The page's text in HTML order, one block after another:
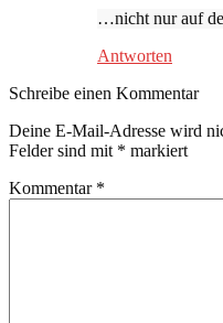
…nicht nur auf
Antworten
Schreibe einen Kommentar
Deine E-Mail-Adresse wird
Felder sind mit * markiert
Kommentar *